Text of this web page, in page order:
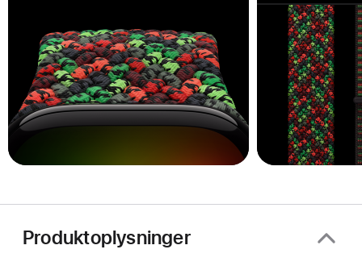
Produktoplysninger